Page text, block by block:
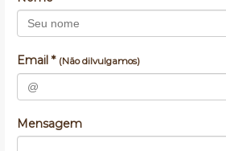
Email * (Não dilvulgamos)
Mensagem